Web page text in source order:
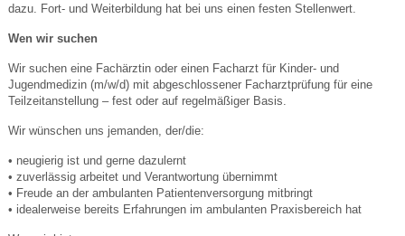
dazu. Fort- und Weiterbildung hat bei uns einen festen Stellenwert.
Wen wir suchen
Wir suchen eine Fachärztin oder einen Facharzt für Kinder- und
Jugendmedizin (m/w/d) mit abgeschlossener Facharztprüfung für eine
Teilzeitanstellung – fest oder auf regelmäßiger Basis.
Wir wünschen uns jemanden, der/die:
• neugierig ist und gerne dazulernt
• zuverlässig arbeitet und Verantwortung übernimmt
• Freude an der ambulanten Patientenversorgung mitbringt
• idealerweise bereits Erfahrungen im ambulanten Praxisbereich hat